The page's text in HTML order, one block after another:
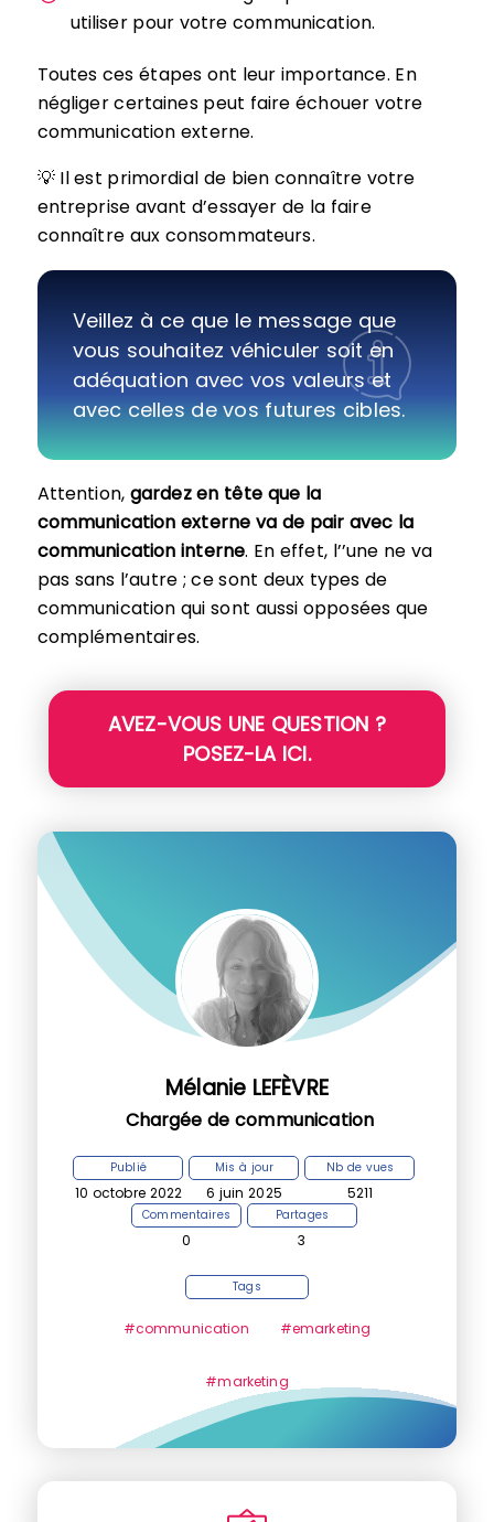
utiliser pour votre communication.
Toutes ces étapes ont leur importance. En
négliger certaines peut faire échouer votre
communication externe.
💡 Il est primordial de bien connaître votre
entreprise avant d’essayer de la faire
connaître aux consommateurs.
Veillez à ce que le message que
vous souhaitez véhiculer soit en
adéquation avec vos valeurs et
avec celles de vos futures cibles.
Attention, gardez en tête que la
communication externe va de pair avec la
communication interne. En effet, l’’une ne va
pas sans l’autre ; ce sont deux types de
communication qui sont aussi opposées que
complémentaires.
AVEZ-VOUS UNE QUESTION ?
POSEZ-LA ICI.
Mélanie LEFÈVRE
Chargée de communication
Publié
10 octobre 2022
Mis à jour
6 juin 2025
Nb de vues
5211
Commentaires
0
Partages
3
Tags
#communication #emarketing
#marketing